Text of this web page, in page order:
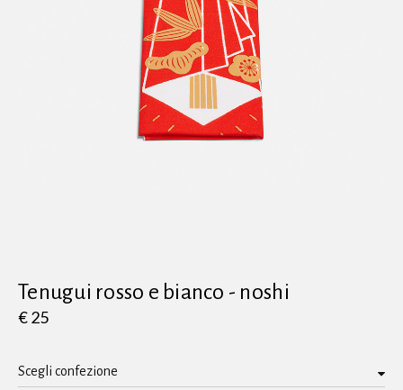
Tenugui rosso e bianco - noshi
€ 25